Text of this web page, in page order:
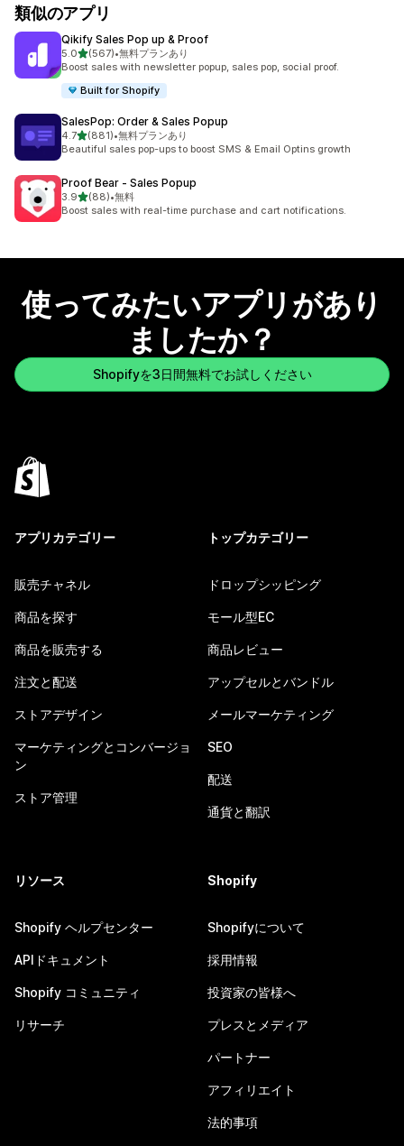
類似のアプリ
Qikify Sales Pop up & Proof
5.05つ星中
(567)
合計レビュー数：567件
•無料プランあり
Boost sales with newsletter popup, sales pop, social proof.
Built for Shopify
SalesPop: Order & Sales Popup
4.75つ星中
(881)
合計レビュー数：881件
•無料プランあり
Beautiful sales pop-ups to boost SMS & Email Optins growth
Proof Bear ‑ Sales Popup
3.95つ星中
(88)
合計レビュー数：88件
•無料
Boost sales with real-time purchase and cart notifications.
使ってみたいアプリがあり
ましたか？
Shopifyを3日間無料でお試しください
アプリカテゴリー
販売チャネル
商品を探す
商品を販売する
注文と配送
ストアデザイン
マーケティングとコンバージョ
ン
ストア管理
トップカテゴリー
ドロップシッピング
モール型EC
商品レビュー
アップセルとバンドル
メールマーケティング
SEO
配送
通貨と翻訳
リソース
Shopify ヘルプセンター
APIドキュメント
Shopify コミュニティ
リサーチ
Shopify
Shopifyについて
採用情報
投資家の皆様へ
プレスとメディア
パートナー
アフィリエイト
法的事項